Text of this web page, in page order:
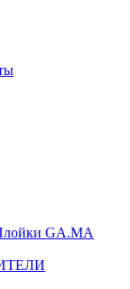
GA.MA